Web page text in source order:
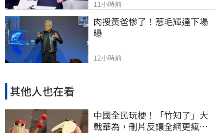
11小時前
肉搜黃爸慘了！惹毛輝達下場
曝
12小時前
其他人也在看
中國全民玩梗！「竹知了」大
戰華為，刪片反讓全網更瘋